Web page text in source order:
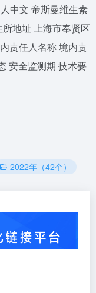
中文 帝斯曼维生素
所地址 上海市奉贤区
责任人名称 境内责
安全监测期 技术要
2022年（42个）